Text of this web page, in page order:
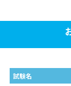
試験名